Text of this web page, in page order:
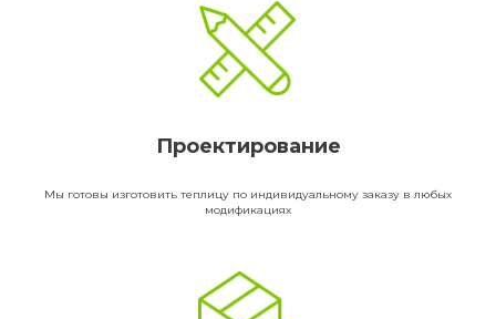
Проектирование
Мы готовы изготовить теплицу по индивидуальному заказу в любых
модификациях